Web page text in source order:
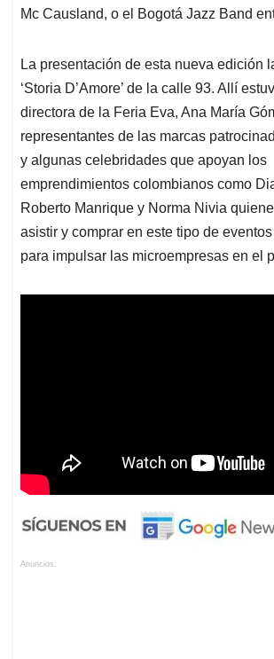
Mc Causland, o el Bogotá Jazz Band
La presentación de esta nueva edición
‘Storia D’Amore’ de la calle 93. Allí
directora de la Feria Eva, Ana María
representantes de las marcas
y algunas celebridades que apoyan los
emprendimientos colombianos como
Roberto Manrique y Norma Nivia
asistir y comprar en este tipo de eventos
para impulsar las microempresas en el
Anuncios.